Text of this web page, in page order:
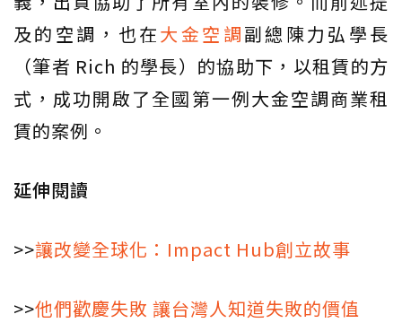
及的空調，也在大金空調副總陳力弘學長
（筆者 Rich 的學長）的協助下，以租賃的方
式，成功開啟了全國第一例大金空調商業租
賃的案例。
延伸閱讀
>>讓改變全球化：Impact Hub創立故事
>>他們歡慶失敗 讓台灣人知道失敗的價值